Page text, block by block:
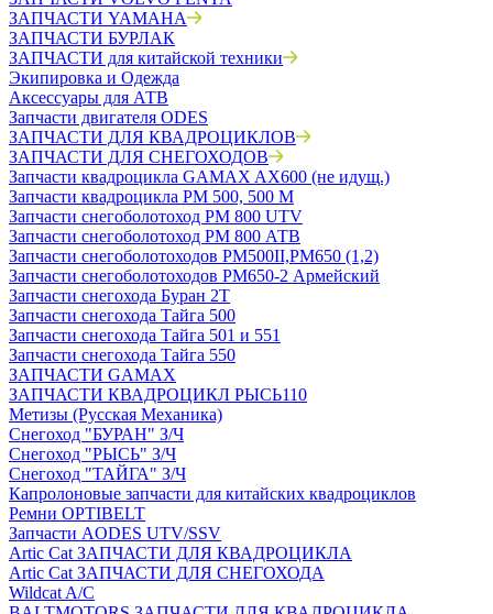
ЗАПЧАСТИ YAMAHA
ЗАПЧАСТИ БУРЛАК
ЗАПЧАСТИ для китайской техники
Экипировка и Одежда
Аксессуары для АТВ
Запчасти двигателя ODES
ЗАПЧАСТИ ДЛЯ КВАДРОЦИКЛОВ
ЗАПЧАСТИ ДЛЯ СНЕГОХОДОВ
Запчасти квадроцикла GAMAX AX600 (не идущ.)
Запчасти квадроцикла РМ 500, 500 М
Запчасти снегоболотоход РМ 800 UTV
Запчасти снегоболотоход РМ 800 АТВ
Запчасти снегоболотоходов РМ500II,РМ650 (1,2)
Запчасти снегоболотоходов РМ650-2 Армейский
Запчасти снегохода Буран 2Т
Запчасти снегохода Тайга 500
Запчасти снегохода Тайга 501 и 551
Запчасти снегохода Тайга 550
ЗАПЧАСТИ GAMAX
ЗАПЧАСТИ КВАДРОЦИКЛ РЫСЬ110
Метизы (Русская Механика)
Снегоход "БУРАН" З/Ч
Снегоход "РЫСЬ" З/Ч
Снегоход "ТАЙГА" З/Ч
Капролоновые запчасти для китайских квадроциклов
Ремни OPTIBELT
Запчасти AODES UTV/SSV
Artic Cat ЗАПЧАСТИ ДЛЯ КВАДРОЦИКЛА
Artic Cat ЗАПЧАСТИ ДЛЯ СНЕГОХОДА
Wildcat A/C